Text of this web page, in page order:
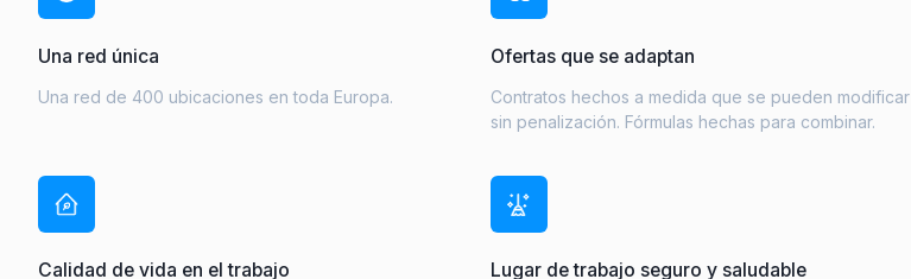
Una red única
Una red de 400 ubicaciones en toda Europa.
Ofertas que se adaptan
Contratos hechos a medida que se pueden modificar
sin penalización. Fórmulas hechas para combinar.
Calidad de vida en el trabajo Lugar de trabajo seguro y saludable